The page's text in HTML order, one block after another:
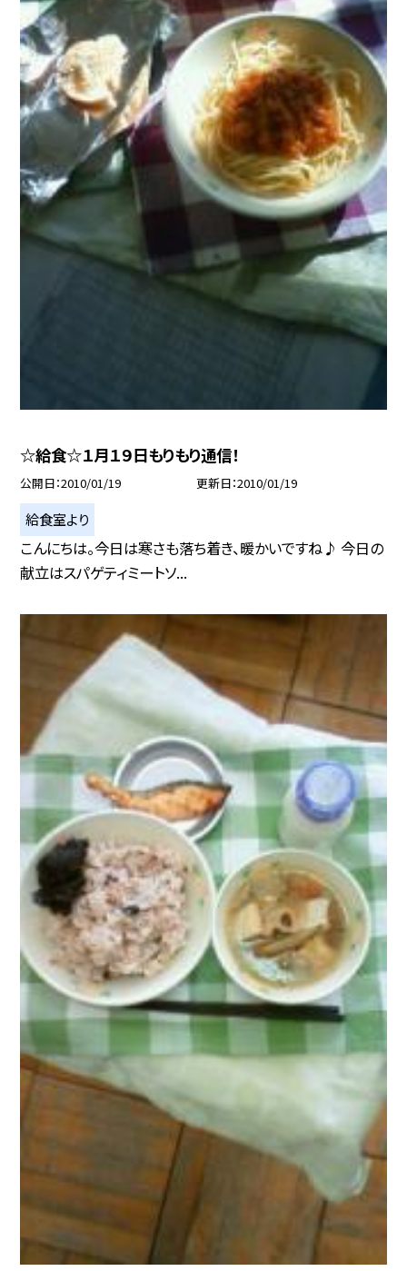
☆給食☆１月１９日もりもり通信！
公開日 2010/01/19 更新日 2010/01/19
給食室より
こんにちは。今日は寒さも落ち着き、暖かいですね♪ 今日の
献立はスパゲティミートソ...